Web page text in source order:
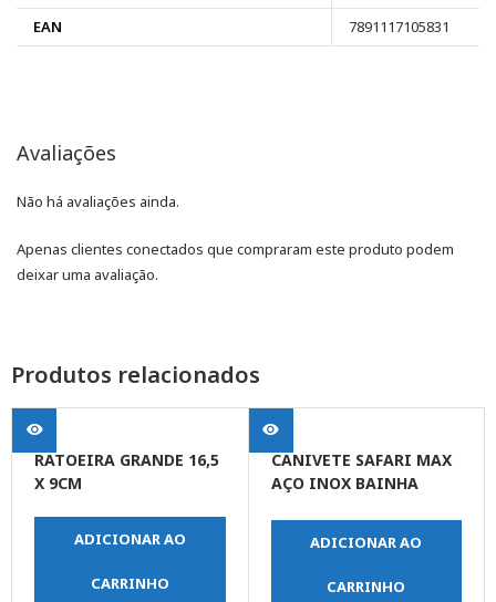
EAN
7891117105831
Avaliações
Não há avaliações ainda.
Apenas clientes conectados que compraram este produto podem
deixar uma avaliação.
Produtos relacionados
RATOEIRA GRANDE 16,5
X 9CM
ADICIONAR AO
CARRINHO
CANIVETE SAFARI MAX
AÇO INOX BAINHA
2,5CMADICIONAR AO
CARRINHO